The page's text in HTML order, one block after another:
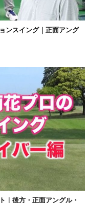
ンスイング｜正面アング
｜後方・正面アングル・